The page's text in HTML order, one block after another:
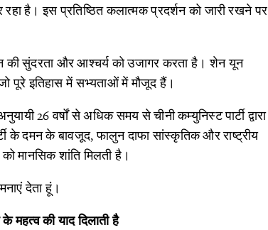
है। इस प्रतिष्ठित कलात्मक प्रदर्शन को जारी रखने पर
सुंदरता और आश्चर्य को उजागर करता है। शेन यून
पूरे इतिहास में सभ्यताओं में मौजूद हैं।
26 वर्षों से अधिक समय से चीनी कम्युनिस्ट पार्टी द्वारा
के दमन के बावजूद, फालुन दाफा सांस्कृतिक और राष्ट्रीय
मानसिक शांति मिलती है।
देता हूं।
की याद दिलाती है